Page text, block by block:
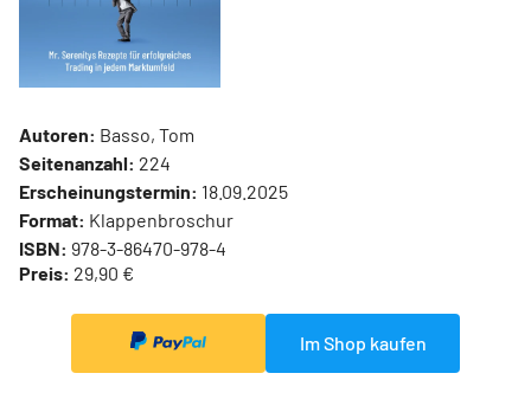
Autoren: Basso, Tom
Seitenanzahl: 224
Erscheinungstermin: 18.09.2025
Format: Klappenbroschur
ISBN: 978-3-86470-978-4
Preis: 29,90 €
Im Shop kaufen